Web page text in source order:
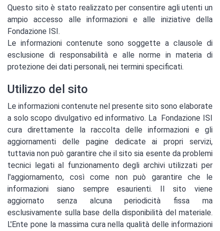
Questo sito è stato realizzato per consentire agli utenti un
ampio accesso alle informazioni e alle iniziative della
Fondazione ISI.
Le informazioni contenute sono soggette a clausole di
esclusione di responsabilità e alle norme in materia di
protezione dei dati personali, nei termini specificati.
Utilizzo del sito
Le informazioni contenute nel presente sito sono elaborate
a solo scopo divulgativo ed informativo. La Fondazione ISI
cura direttamente la raccolta delle informazioni e gli
aggiornamenti delle pagine dedicate ai propri servizi,
tuttavia non può garantire che il sito sia esente da problemi
tecnici legati al funzionamento degli archivi utilizzati per
l'aggiornamento, così come non può garantire che le
informazioni siano sempre esaurienti. Il sito viene
aggiornato senza alcuna periodicità fissa ma
esclusivamente sulla base della disponibilità del materiale.
L'Ente pone la massima cura nella qualità delle informazioni